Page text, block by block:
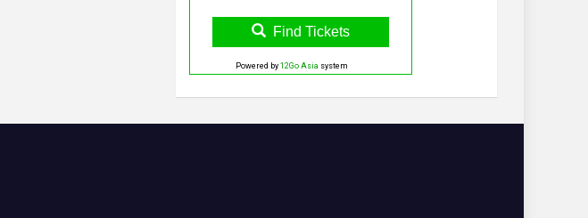
Find Tickets
Powered by 12Go Asia system